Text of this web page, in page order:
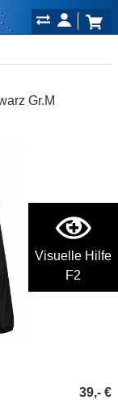
Visuelle Hilfe
F2
Gr.M
39,- €